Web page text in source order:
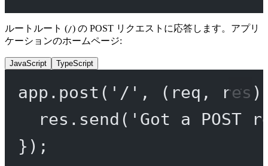
ルートルート (/) の POST リクエストに応答します。アプリ
ケーションのホームページ:
JavaScript TypeScript
app. post ( '/' , ( req , res
res. send ( 'Got a POST
});